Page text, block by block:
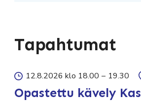
Tapahtumat
12.8.2026 klo 18.00 – 19.30
Opastettu kävely